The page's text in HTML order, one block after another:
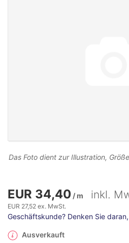
Das Foto dient zur Illustration,
EUR 34,40 / m inkl.
EUR 27,52 ex. MwSt.
Geschäftskunde? Denken Sie
Ausverkauft